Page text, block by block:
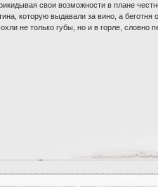
свои возможности в плане
которую выдавали за вино, а беготня
не только губы, но и в горле, словно